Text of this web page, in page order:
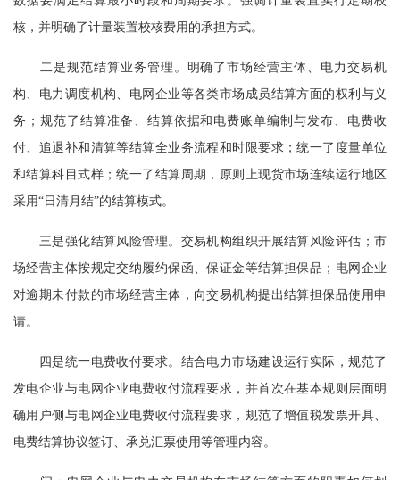
核，并明确了计量装置校核费用的承担方式。
二是规范结算业务管理。明确了市场经营主体、电力交易机
构、电力调度机构、电网企业等各类市场成员结算方面的权利与义
务；规范了结算准备、结算依据和电费账单编制与发布、电费收
付、追退补和清算等结算全业务流程和时限要求；统一了度量单位
和结算科目式样；统一了结算周期，原则上现货市场连续运行地区
采用“日清月结”的结算模式。
三是强化结算风险管理。交易机构组织开展结算风险评估；市
场经营主体按规定交纳履约保函、保证金等结算担保品；电网企业
对逾期未付款的市场经营主体，向交易机构提出结算担保品使用申
请。
四是统一电费收付要求。结合电力市场建设运行实际，规范了
发电企业与电网企业电费收付流程要求，并首次在基本规则层面明
确用户侧与电网企业电费收付流程要求，规范了增值税发票开具、
电费结算协议签订、承兑汇票使用等管理内容。